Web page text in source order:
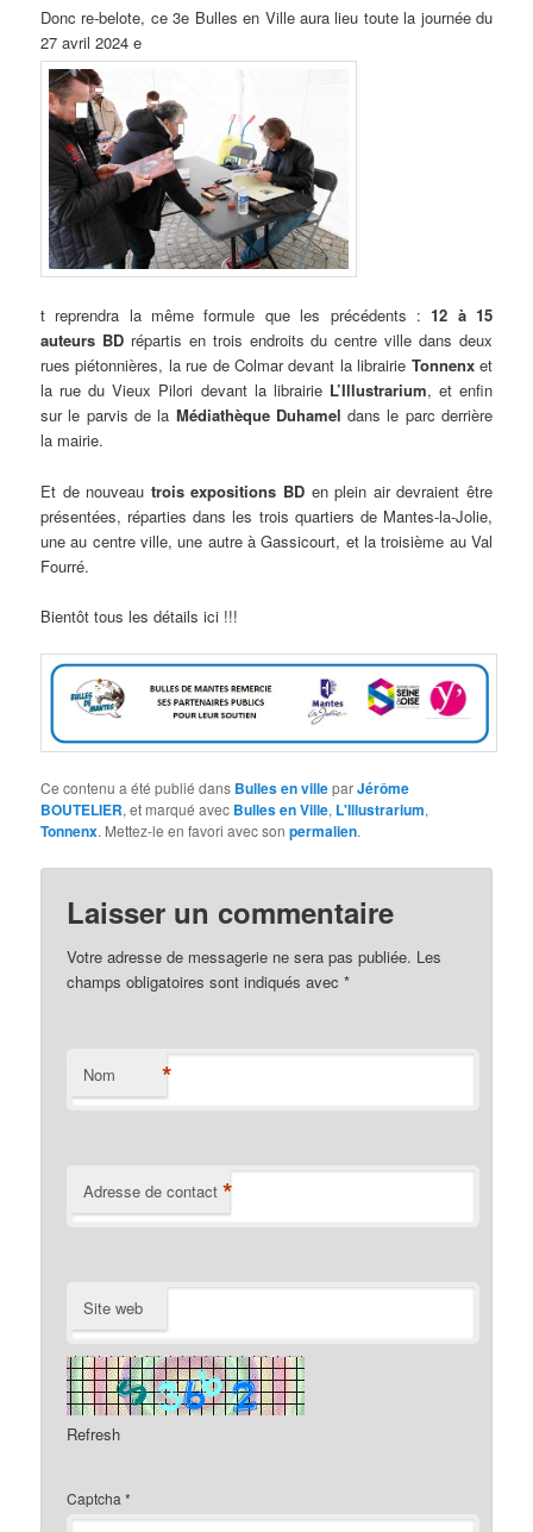
Donc re-belote, ce 3e Bulles en Ville aura lieu toute la journée du
27 avril 2024 e
t reprendra la même formule que les précédents :12 à 15
auteurs BDrépartis en trois endroits du centre ville dans deux
rues piétonnières, la rue de Colmar devant la librairie Tonnenxet
la rue du Vieux Pilori devant la librairie L’Illustrarium, et enfin
sur le parvis de la Médiathèque Duhamel dans le parc derrière
la mairie.
Et de nouveau trois expositions BD en plein air devraient être
présentées, réparties dans les trois quartiers de Mantes-la-Jolie,
une au centre ville, une autre à Gassicourt, et la troisième au Val
Fourré.
Bientôt tous les détails ici !!!
Ce contenu a été publié dans Bulles en villeparJérôme
BOUTELIER, et marqué avec Bulles en Ville, L'Illustrarium,
Tonnenx. Mettez-le en favori avec sonpermalien.
Laisser un commentaire
Votre adresse de messagerie ne sera pas publiée. Les
champs obligatoires sont indiqués avec*
Nom *
Adresse de contact *
Site web
Refresh
Captcha *